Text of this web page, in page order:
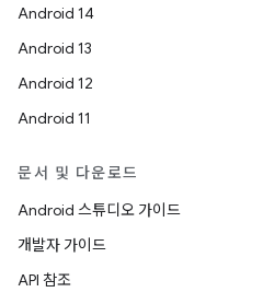
Android 14
Android 13
Android 12
Android 11
문서 및 다운로드
Android 스튜디오 가이드
개발자 가이드
API 참조